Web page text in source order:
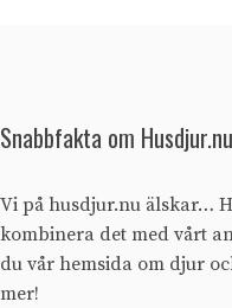
Snabbfakta om Husdjur.nu
Vi på husdjur.nu älskar…
kombinera det med vårt
du vår hemsida om djur
mer!